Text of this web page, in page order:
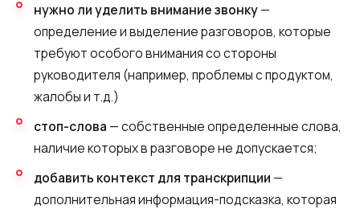
нужно ли уделить внимание звонку—
определение и выделение разговоров, которые
требуют особого внимания со стороны
руководителя (например, проблемы с продуктом,
жалобы и т.д.)
стоп-слова — собственные определенные слова,
наличие которых в разговоре не допускается;
добавить контекст для транскрипции —
дополнительная информация-подсказка, которая